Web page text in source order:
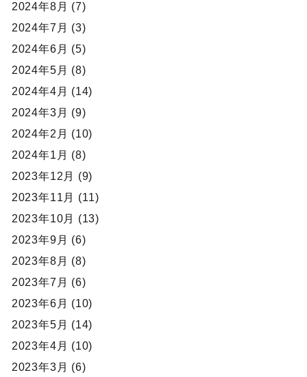
2024年8月 (7)
2024年7月 (3)
2024年6月 (5)
2024年5月 (8)
2024年4月 (14)
2024年3月 (9)
2024年2月 (10)
2024年1月 (8)
2023年12月 (9)
2023年11月 (11)
2023年10月 (13)
2023年9月 (6)
2023年8月 (8)
2023年7月 (6)
2023年6月 (10)
2023年5月 (14)
2023年4月 (10)
2023年3月 (6)